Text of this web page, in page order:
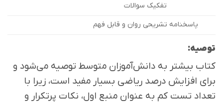
تفکیک سوالات
پاسخنامه تشریحی روان و قابل فهم
توصیه:
کتاب بیشتر به دانش‌آموزان متوسط توصیه می‌شود و
برای افزایش درصد ریاضی بسیار مفید است، زیرا با
تعداد تست کم به عنوان منبع اول، نکات پرتکرار و